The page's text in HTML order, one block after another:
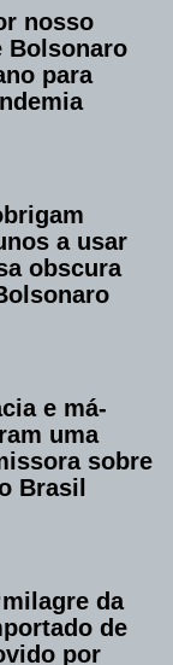
nosso
Bolsonaro
para
a usar
obscura
e má-
uma
sobre
Brasil
da
de
por